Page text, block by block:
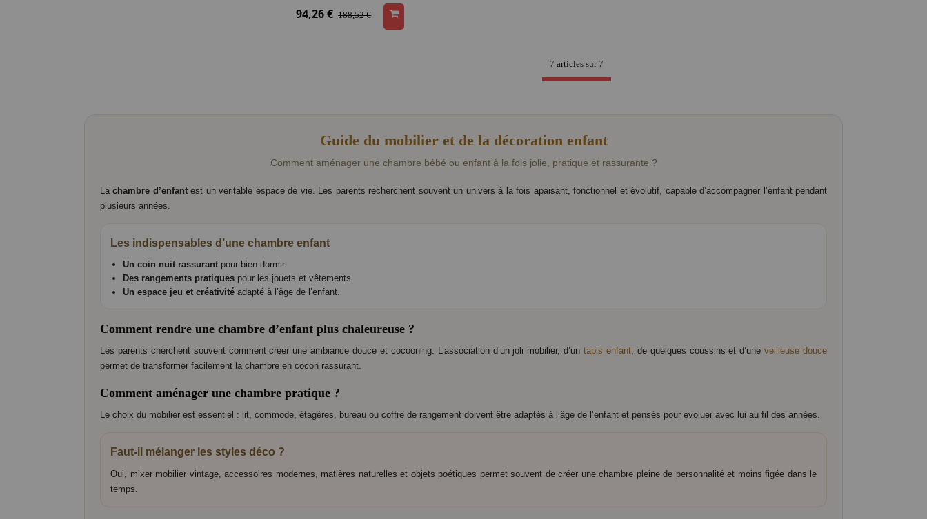
94,26 € 188,52 €
7 articles sur 7
Guide du mobilier et de la décoration enfant
Comment aménager une chambre bébé ou enfant à la fois jolie, pratique et rassurante ?
Lachambre d’enfantest un véritable espace de vie. Les parents recherchent souvent un univers à la fois apaisant, fonctionnel et évolutif, capable d’accompagner l’enfant pendant
plusieurs années.
Les indispensables d’une chambre enfant
Un coin nuit rassurant pour bien dormir.
Des rangements pratiques pour les jouets et vêtements.
Un espace jeu et créativité adapté à l’âge de l’enfant.
Comment rendre une chambre d’enfant plus chaleureuse ?
Les parents cherchent souvent comment créer une ambiance douce et cocooning. L’association d’un joli mobilier, d’un tapis enfant, de quelques coussins et d’uneveilleuse douce
permet de transformer facilement la chambre en cocon rassurant.
Comment aménager une chambre pratique ?
Le choix du mobilier est essentiel : lit, commode, étagères, bureau ou coffre de rangement doivent être adaptés à l’âge de l’enfant et pensés pour évoluer avec lui au fil des années.
Faut-il mélanger les styles déco ?
Oui, mixer mobilier vintage, accessoires modernes, matières naturelles et objets poétiques permet souvent de créer une chambre pleine de personnalité et moins figée dans le
temps.